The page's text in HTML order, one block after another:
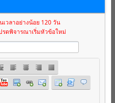
เวลาอย่างน้อย 120 วัน
ดพิจารณาเริ่มหัวข้อใหม่